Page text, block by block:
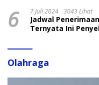
6 7 Juli 2024 3043 Lihat
Jadwal
Ternyata Ini
Olahraga